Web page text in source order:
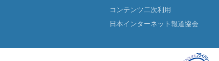
コンテンツ二次利用
日本インターネット報道協会